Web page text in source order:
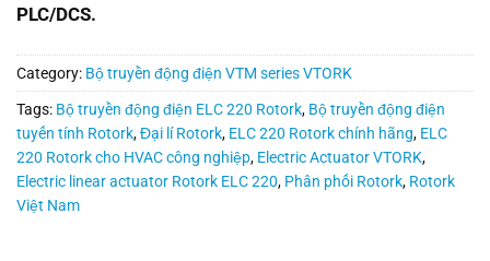
PLC/DCS.
Category: Bộ truyền động điện VTM series VTORK
Tags: Bộ truyền động điện ELC 220 Rotork, Bộ truyền động điện
tuyến tính Rotork,Đại lí Rotork, ELC 220 Rotork chính hãng, ELC
220 Rotork cho HVAC công nghiệp, Electric Actuator VTORK,
Electric linear actuator Rotork ELC 220, Phân phối Rotork, Rotork
Việt Nam